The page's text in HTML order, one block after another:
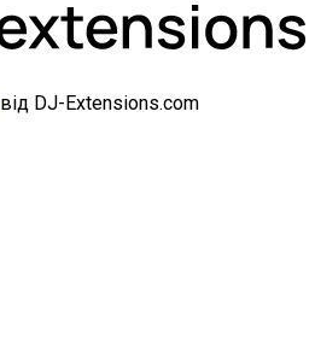
від DJ-Extensions.com